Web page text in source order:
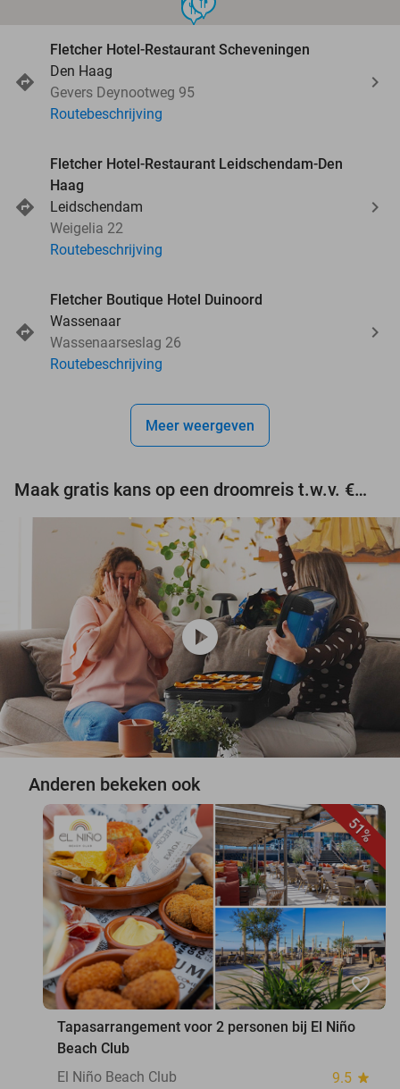
food
Fletcher Hotel-Restaurant Scheveningen
Den Haag
Gevers Deynootweg 95
Routebeschrijving
Fletcher Hotel-Restaurant Leidschendam-Den
Haag
Leidschendam
Weigelia 22
Routebeschrijving
Fletcher Boutique Hotel Duinoord
Wassenaar
Wassenaarseslag 26
Routebeschrijving
Meer weergeven
Maak gratis kans op een droomreis t.w.v. €3.000!
play_circle
Anderen bekeken ook
51%
favorite_border
Tapasarrangement voor 2 personen bij El Niño
Beach Club
El Niño Beach Club
9.5 star